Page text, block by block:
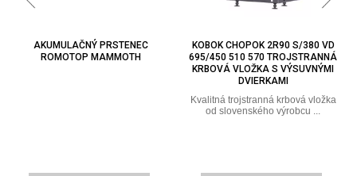
AKUMULAČNÝ PRSTENEC
ROMOTOP MAMMOTH
KOBOK CHOPOK 2R90 S/380 VD
695/450 510 570 TROJSTRANNÁ
KRBOVÁ VLOŽKA S VÝSUVNÝMI
DVIERKAMI
Kvalitná trojstranná krbová vložka
od slovenského výrobcu ...